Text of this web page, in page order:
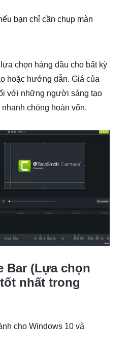
bạn chỉ cần chụp màn
chọn hàng đầu cho bất kỳ
hoặc hướng dẫn. Giá của
với những người sáng tạo
chóng hoàn vốn.
Bar (Lựa chọn
nhất trong
cho Windows 10 và